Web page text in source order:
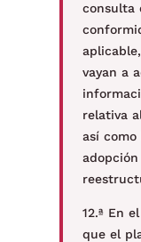
consulta
vayan a
relativa
así como
12.ª En
que el